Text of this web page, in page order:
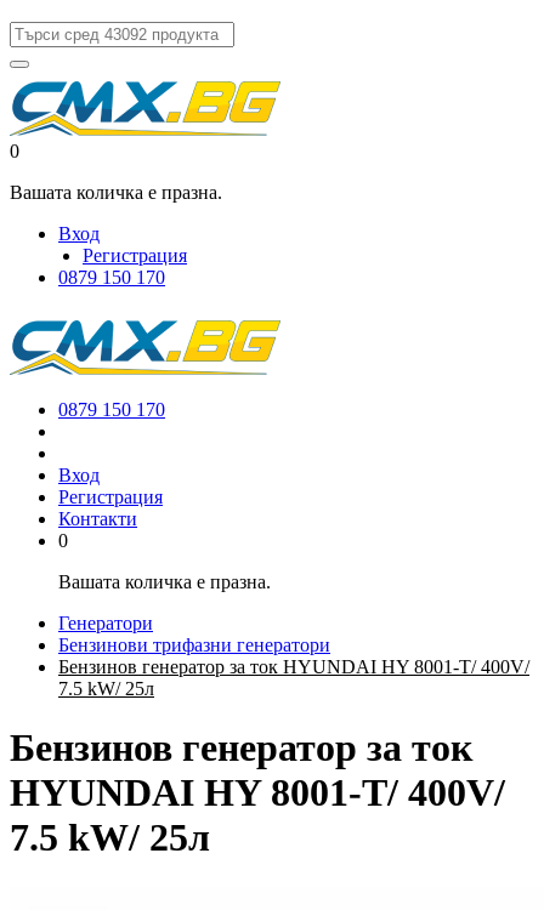
0
Вашата количка е празна.
Вход
Регистрация
0879 150 170
0879 150 170
Вход
Регистрация
Контакти
0
Вашата количка е празна.
Генератори
Бензинови трифазни генератори
Бензинов генератор за ток HYUNDAI HY 8001-Т/ 400V/
7.5 kW/ 25л
Бензинов генератор за ток
HYUNDAI HY 8001-Т/ 400V/
7.5 kW/ 25л